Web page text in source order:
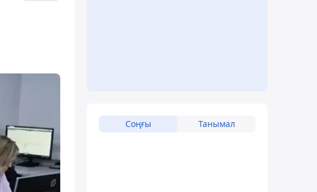
Соңғы Танымал